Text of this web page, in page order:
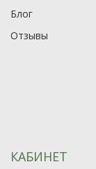
Блог
Отзывы
КАБИНЕТ